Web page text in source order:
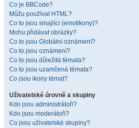
Co je BBCode?
Můžu používat HTML?
Co to jsou smajlíci (emotikony)?
Mohu přidávat obrázky?
Co to jsou Globální oznámení?
Co to jsou oznámení?
Co to jsou důležitá témata?
Co to jsou uzamčená témata?
Co jsou ikony témat?
Uživatelské úrovně a skupiny
Kdo jsou administrátoři?
Kdo jsou moderátoři?
Co jsou uživatelské skupiny?